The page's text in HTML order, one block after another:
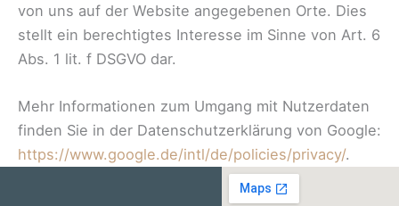
von uns auf der Website angegebenen Orte. Dies
stellt ein berechtigtes Interesse im Sinne von Art. 6
Abs. 1 lit. f DSGVO dar.
Mehr Informationen zum Umgang mit Nutzerdaten
finden Sie in der Datenschutzerklärung von Google:
https://www.google.de/intl/de/policies/privacy/.